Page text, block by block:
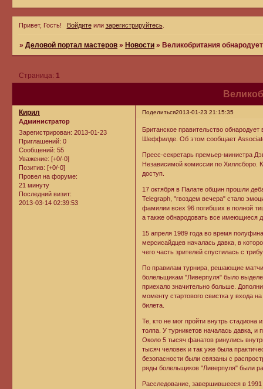
Привет, Гость! Войдитеили зарегистрируйтесь.
»Деловой портал мастеров »Новости »Великобритания
Страница: 1
Поделиться2013-01-23 21:15:35
Кирил
Администратор
Зарегистрирован: 2013-01-23
Приглашений: 0
Сообщений: 55
Уважение: [+0/-0]
Позитив: [+0/-0]
Провел на форуме:
21 минуту
Последний визит:
2013-03-14 02:39:53
Британское правительство
Шеффилде. Об этом сообщает
Пресс-секретарь премьер-министра
Независимой комиссии по Хиллсборо.
доступ.
17 октября в Палате общин прошли
Telegraph, "гвоздем вечера" стало
фамилии всех 96 погибших в полной
а также обнародовать все имеющиеся
15 апреля 1989 года во время
мерсисайдцев началась давка, в
чего часть зрителей спустилась с
По правилам турнира, решающие
болельщикам "Ливерпуля" было
приехало значительно больше.
моменту стартового свистка у входа
билета.
Те, кто не мог пройти внутрь стадиона
толпа. У турникетов началась давка,
Около 5 тысяч фанатов ринулись
тысяч человек и так уже была
безопасности были связаны с
ряды болельщиков "Ливерпуля" были
Расследование, завершившееся в